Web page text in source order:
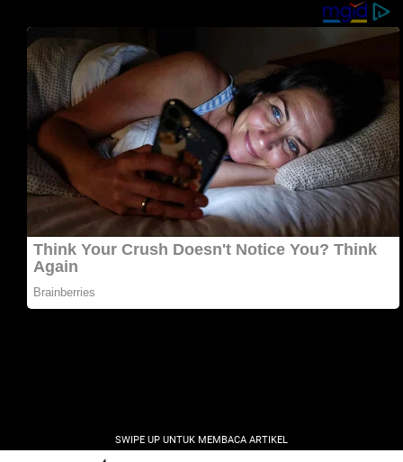
SWIPE UP UNTUK MEMBACA ARTIKEL